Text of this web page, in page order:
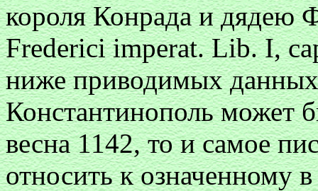
короля Конрада и дядею
Frederici imperat. Lib. I,
ниже приводимых
Константинополь может
весна 1142, то и самое
относить к означенному